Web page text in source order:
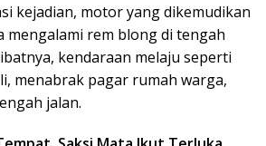
kejadian, motor yang dikemudikan
mengalami rem blong di tengah
kendaraan melaju seperti
menabrak pagar rumah warga,
jalan.